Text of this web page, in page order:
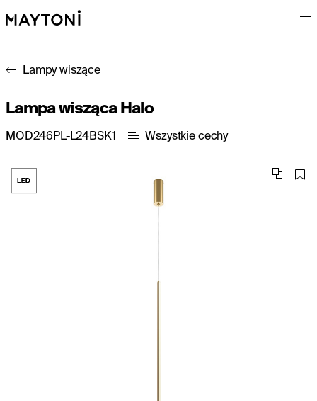
Lampy wiszące
Lampa wisząca Halo
MOD246PL-L24BSK1 Wszystkie cechy